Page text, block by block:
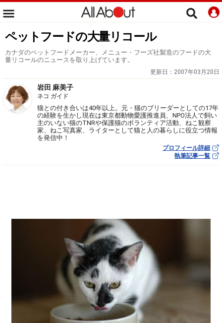
ペットフードの大量リコール
カナダのペットフードメーカー、メニュー・フーズ社製造のフードの大
量リコールのニュースを取り上げています。
更新日： 2007年03月20日
岩田 麻美子
ネコ ガイド
猫との付き合いは40年以上。元・猫のブリーダーとしての17年
の経験を生かし現在は東京都動物愛護推進員、NPO法人で飼い
主のいない猫のTNRや保護猫のボランティア活動、ねこ観察
家、ねこ写真家、ライターとして猫と人の暮らしに役立つ情報
を発信中！
プロフィール詳細
執筆記事一覧